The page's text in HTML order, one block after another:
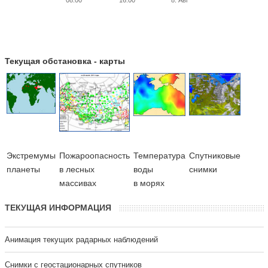
Текущая обстановка - карты
Экстремумы
планеты
Пожароопасность
в лесных
массивах
Температура
воды
в морях
Cпутниковые
снимки
ТЕКУЩАЯ ИНФОРМАЦИЯ
Анимация текущих радарных наблюдений
Cнимки с геостационарных спутников